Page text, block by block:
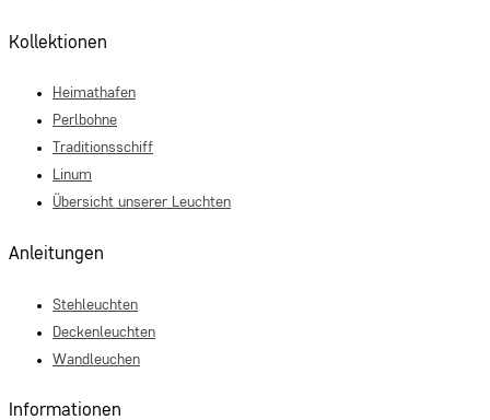
Kollektionen
Heimathafen
Perlbohne
Traditionsschiff
Linum
Übersicht unserer Leuchten
Anleitungen
Stehleuchten
Deckenleuchten
Wandleuchen
Informationen